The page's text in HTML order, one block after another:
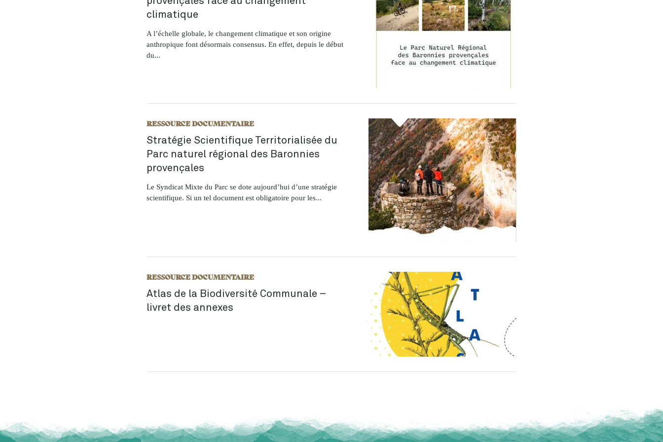
climatique
A l’échelle globale, le changement climatique et son origine
anthropique font désormais consensus. En effet, depuis le début
du...
RESSOURCE DOCUMENTAIRE
Stratégie Scientifique Territorialisée du
Parc naturel régional des Baronnies
provençales
Le Syndicat Mixte du Parc se dote aujourd’hui d’une stratégie
scientifique. Si un tel document est obligatoire pour les...
RESSOURCE DOCUMENTAIRE
Atlas de la Biodiversité Communale –
livret des annexes